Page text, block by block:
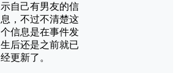
示自己有男友的信
息，不过不清楚这
个信息是在事件发
生后还是之前就已
经更新了。